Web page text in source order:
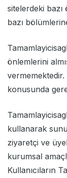
sitelerdeki
bazı
önlemlerini
vermemektedir.
konusunda
kullanarak
ziyaretçi ve
kurumsal
Kullanıcıların